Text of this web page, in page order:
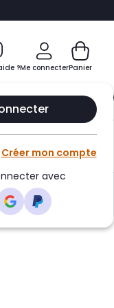
?Me connecter
Créer mon compte
avec
Panier
•